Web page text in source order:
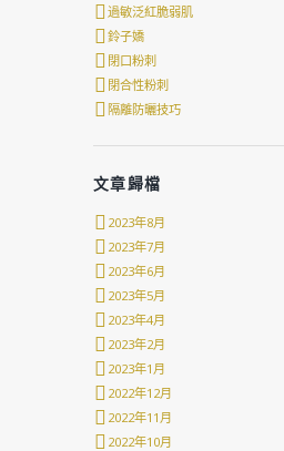
過敏泛紅脆弱肌
鈴子嬌
閉口粉刺
閉合性粉刺
隔離防曬技巧
文章歸檔
2023年8月
2023年7月
2023年6月
2023年5月
2023年4月
2023年2月
2023年1月
2022年12月
2022年11月
2022年10月